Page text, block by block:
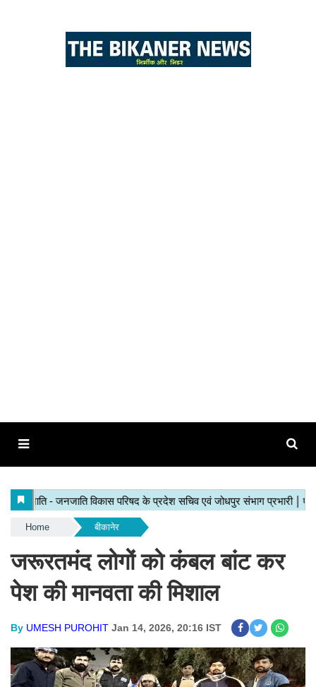
Home बीकानेर
जरूरतमंद लोगों को कंबल बांट कर
पेश की मानवता की मिशाल
By UMESH PUROHIT Jan 14, 2026, 20:16 IST